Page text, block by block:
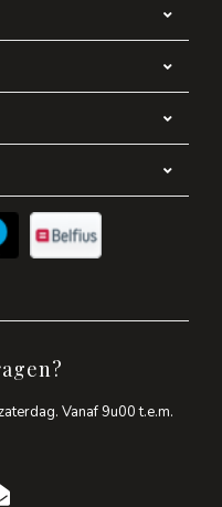
Vanaf 9u00 t.e.m.